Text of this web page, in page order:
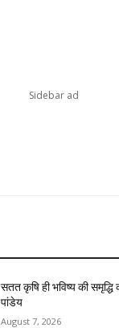
सतत कृषि ही भविष्य की
पांडेय
August 7, 2026